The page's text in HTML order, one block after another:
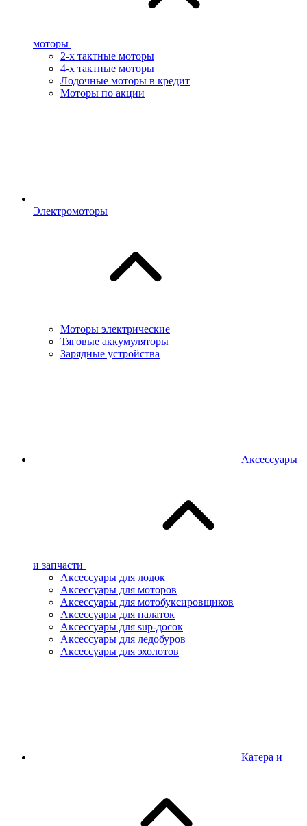
моторы
2-х тактные моторы
4-х тактные моторы
Лодочные моторы в кредит
Моторы по акции
Электромоторы
Моторы электрические
Тяговые аккумуляторы
Зарядные устройства
Аксессуары
и запчасти
Аксессуары для лодок
Аксессуары для моторов
Аксессуары для мотобуксировщиков
Аксессуары для палаток
Аксессуары для sup-досок
Аксессуары для ледобуров
Аксессуары для эхолотов
Катера и